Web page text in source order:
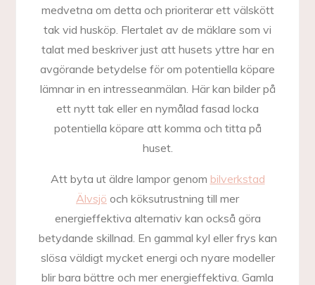
medvetna om detta och prioriterar ett välskött
tak vid husköp. Flertalet av de mäklare som vi
talat med beskriver just att husets yttre har en
avgörande betydelse för om potentiella köpare
lämnar in en intresseanmälan. Här kan bilder på
ett nytt tak eller en nymålad fasad locka
potentiella köpare att komma och titta på
huset.
Att byta ut äldre lampor genom bilverkstad
Älvsjö och köksutrustning till mer
energieffektiva alternativ kan också göra
betydande skillnad. En gammal kyl eller frys kan
slösa väldigt mycket energi och nyare modeller
blir bara bättre och mer energieffektiva. Gamla